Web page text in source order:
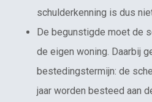
schulderkenning is dus
De begunstigde moet de
de eigen woning. Daarbij
bestedingstermijn: de
jaar worden besteed aan